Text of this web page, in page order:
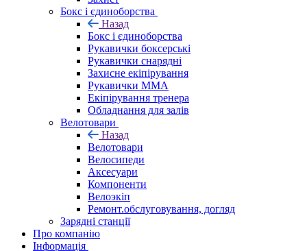
Бокс і єдиноборства
Назад
Бокс і єдиноборства
Рукавички боксерські
Рукавички снарядні
Захисне екіпірування
Рукавички ММА
Екіпірування тренера
Обладнання для залів
Велотовари
Назад
Велотовари
Велосипеди
Аксесуари
Компоненти
Велоэкіп
Ремонт.обслуговування, догляд
Зарядні станції
Про компанію
Інформація